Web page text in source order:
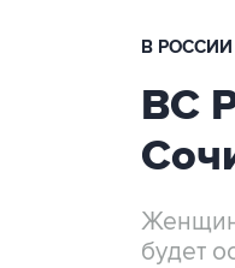
В РОССИИ
ВС
будет